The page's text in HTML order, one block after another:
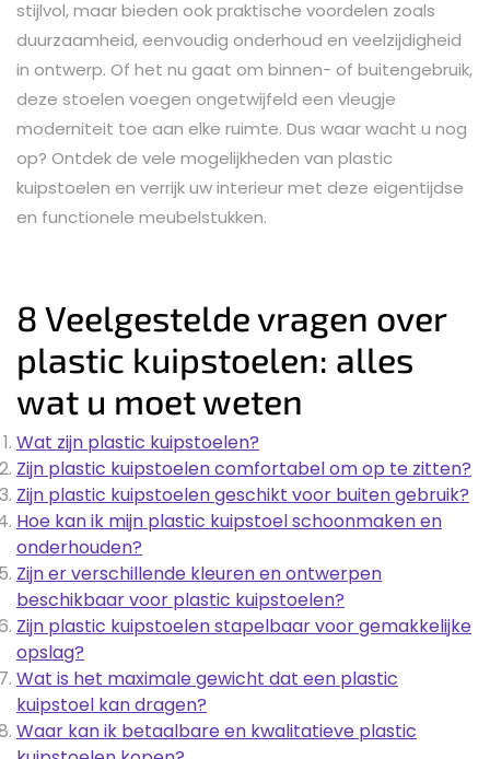
stijlvol, maar bieden ook praktische voordelen zoals
duurzaamheid, eenvoudig onderhoud en veelzijdigheid
in ontwerp. Of het nu gaat om binnen- of buitengebruik,
deze stoelen voegen ongetwijfeld een vleugje
moderniteit toe aan elke ruimte. Dus waar wacht u nog
op? Ontdek de vele mogelijkheden van plastic
kuipstoelen en verrijk uw interieur met deze eigentijdse
en functionele meubelstukken.
8 Veelgestelde vragen over
plastic kuipstoelen: alles
wat u moet weten
Wat zijn plastic kuipstoelen?
Zijn plastic kuipstoelen comfortabel om op te zitten?
Zijn plastic kuipstoelen geschikt voor buiten gebruik?
Hoe kan ik mijn plastic kuipstoel schoonmaken en
onderhouden?
Zijn er verschillende kleuren en ontwerpen
beschikbaar voor plastic kuipstoelen?
Zijn plastic kuipstoelen stapelbaar voor gemakkelijke
opslag?
Wat is het maximale gewicht dat een plastic
kuipstoel kan dragen?
Waar kan ik betaalbare en kwalitatieve plastic